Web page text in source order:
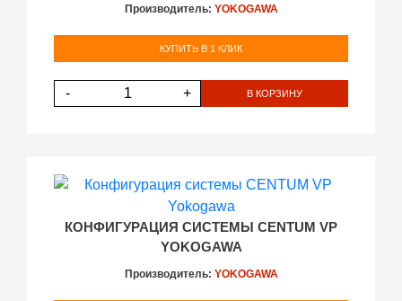
Производитель: YOKOGAWA
КУПИТЬ В 1 КЛИК
- + В КОРЗИНУ
КОНФИГУРАЦИЯ СИСТЕМЫ CENTUM VP
YOKOGAWA
Производитель: YOKOGAWA